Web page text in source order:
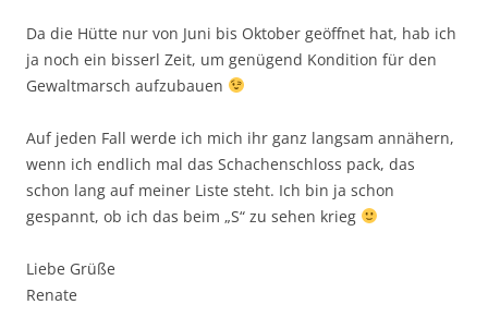
Da die Hütte nur von Juni bis Oktober geöffnet hat, hab ich
ja noch ein bisserl Zeit, um genügend Kondition für den
Gewaltmarsch aufzubauen
Auf jeden Fall werde ich mich ihr ganz langsam annähern,
wenn ich endlich mal das Schachenschloss pack, das
schon lang auf meiner Liste steht. Ich bin ja schon
gespannt, ob ich das beim „S“ zu sehen krieg
Liebe Grüße
Renate